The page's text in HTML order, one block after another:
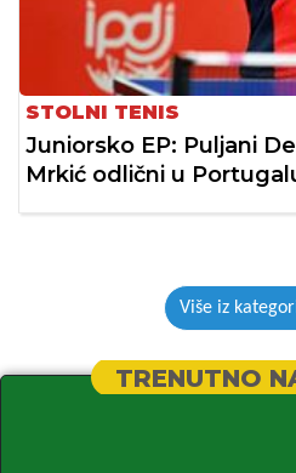
STOLNI TENIS
Juniorsko EP: Puljani
Mrkić odlični u
Više iz
TRENUTNO